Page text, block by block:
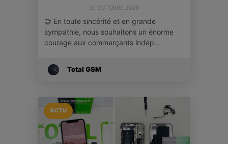
30 OCTOBRE 2020
🤝 En toute sincérité et en grande
sympathie, nous souhaitons un énorme
courage aux commerçants indép…
Total GSM
ACTU